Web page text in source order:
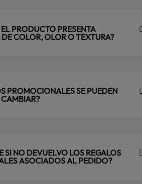
PRODUCTO PRESENTA
COLOR, OLOR O TEXTURA?
PROMOCIONALES SE PUEDEN
SI NO DEVUELVO LOS REGALOS
ASOCIADOS AL PEDIDO?